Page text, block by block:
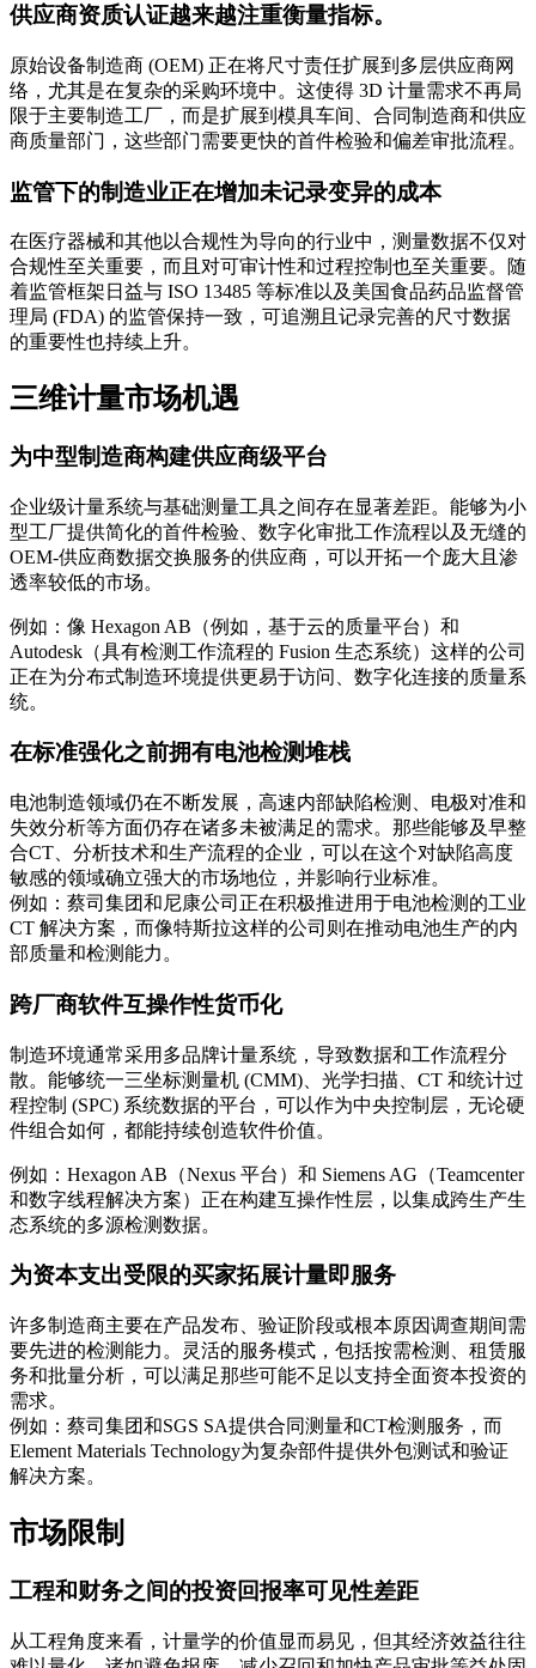
供应商资质认证越来越注重衡量指标。
原始设备制造商 (OEM) 正在将尺寸责任扩展到多层供应商网
络，尤其是在复杂的采购环境中。这使得 3D 计量需求不再局
限于主要制造工厂，而是扩展到模具车间、合同制造商和供应
商质量部门，这些部门需要更快的首件检验和偏差审批流程。
监管下的制造业正在增加未记录变异的成本
在医疗器械和其他以合规性为导向的行业中，测量数据不仅对
合规性至关重要，而且对可审计性和过程控制也至关重要。随
着监管框架日益与 ISO 13485 等标准以及美国食品药品监督管
理局 (FDA) 的监管保持一致，可追溯且记录完善的尺寸数据
的重要性也持续上升。
三维计量市场机遇
为中型制造商构建供应商级平台
企业级计量系统与基础测量工具之间存在显著差距。能够为小
型工厂提供简化的首件检验、数字化审批工作流程以及无缝的
OEM-供应商数据交换服务的供应商，可以开拓一个庞大且渗
透率较低的市场。
例如：像 Hexagon AB（例如，基于云的质量平台）和
Autodesk（具有检测工作流程的 Fusion 生态系统）这样的公司
正在为分布式制造环境提供更易于访问、数字化连接的质量系
统。
在标准强化之前拥有电池检测堆栈
电池制造领域仍在不断发展，高速内部缺陷检测、电极对准和
失效分析等方面仍存在诸多未被满足的需求。那些能够及早整
合CT、分析技术和生产流程的企业，可以在这个对缺陷高度
敏感的领域确立强大的市场地位，并影响行业标准。
例如：蔡司集团和尼康公司正在积极推进用于电池检测的工业
CT 解决方案，而像特斯拉这样的公司则在推动电池生产的内
部质量和检测能力。
跨厂商软件互操作性货币化
制造环境通常采用多品牌计量系统，导致数据和工作流程分
散。能够统一三坐标测量机 (CMM)、光学扫描、CT 和统计过
程控制 (SPC) 系统数据的平台，可以作为中央控制层，无论硬
件组合如何，都能持续创造软件价值。
例如：Hexagon AB（Nexus 平台）和 Siemens AG（Teamcenter
和数字线程解决方案）正在构建互操作性层，以集成跨生产生
态系统的多源检测数据。
为资本支出受限的买家拓展计量即服务
许多制造商主要在产品发布、验证阶段或根本原因调查期间需
要先进的检测能力。灵活的服务模式，包括按需检测、租赁服
务和批量分析，可以满足那些可能不足以支持全面资本投资的
需求。
例如：蔡司集团和SGS SA提供合同测量和CT检测服务，而
Element Materials Technology为复杂部件提供外包测试和验证
解决方案。
市场限制
工程和财务之间的投资回报率可见性差距
从工程角度来看，计量学的价值显而易见，但其经济效益往往